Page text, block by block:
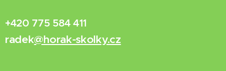
+420 775 584 411
radek@horak-skolky.cz